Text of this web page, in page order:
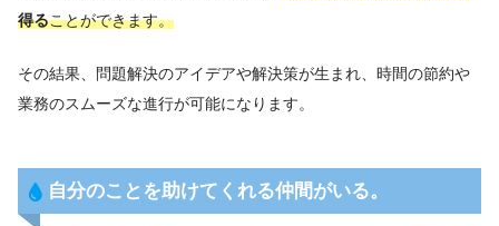
得ることができます。
その結果、問題解決のアイデアや解決策が生まれ、時間の節約や
業務のスムーズな進行が可能になります。
自分のことを助けてくれる仲間がいる。